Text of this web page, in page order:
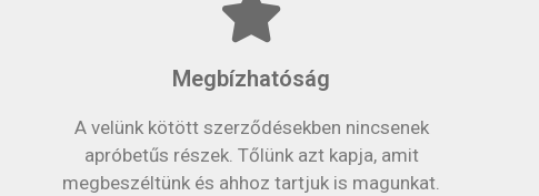
Megbízhatóság
A velünk kötött szerződésekben nincsenek
apróbetűs részek. Tőlünk azt kapja, amit
megbeszéltünk és ahhoz tartjuk is magunkat.